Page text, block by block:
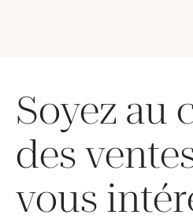
Soyez au
des
vous